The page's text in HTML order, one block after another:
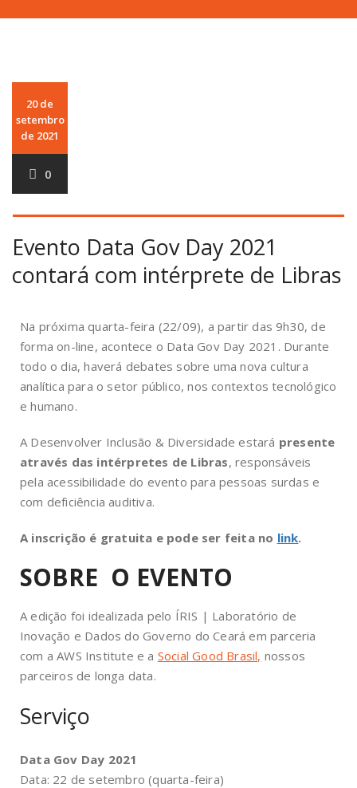
20 de
setembro
de 2021
0
Evento Data Gov Day 2021
contará com intérprete de Libras
Na próxima quarta-feira (22/09), a partir das 9h30, de
forma on-line, acontece o Data Gov Day 2021. Durante
todo o dia, haverá debates sobre uma nova cultura
analítica para o setor público, nos contextos tecnológico
e humano.
A Desenvolver Inclusão & Diversidade estará presente
através das intérpretes de Libras, responsáveis
pela acessibilidade do evento para pessoas surdas e
com deficiência auditiva.
A inscrição é gratuita e pode ser feita no link.
SOBRE O EVENTO
A edição foi idealizada pelo ÍRIS | Laboratório de
Inovação e Dados do Governo do Ceará em parceria
com a AWS Institute e a Social Good Brasil, nossos
parceiros de longa data.
Serviço
Data Gov Day 2021
Data: 22 de setembro (quarta-feira)